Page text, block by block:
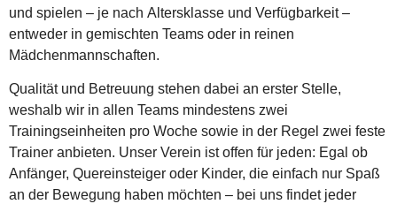
und spielen – je nach Altersklasse und Verfügbarkeit –
entweder in gemischten Teams oder in reinen
Mädchenmannschaften.
Qualität und Betreuung stehen dabei an erster Stelle,
weshalb wir in allen Teams mindestens zwei
Trainingseinheiten pro Woche sowie in der Regel zwei feste
Trainer anbieten. Unser Verein ist offen für jeden: Egal ob
Anfänger, Quereinsteiger oder Kinder, die einfach nur Spaß
an der Bewegung haben möchten – bei uns findet jeder